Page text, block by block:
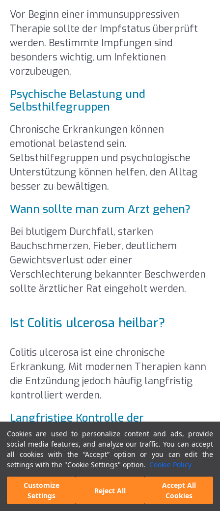
Cookies are used to personalize content and ads, provide
social media features, and analyze our traffic. You can accept
all cookies with the “Accept” option or you can edit the
settings with the "Cookie Settings" option. Cookie Policy
Customize
Settings
Reject All
Accept All
Cookies
Vor Beginn einer immunsuppressiven
Therapie sollte der Impfstatus überprüft
werden. Bestimmte Impfungen sind
besonders wichtig, um Infektionen
vorzubeugen.
Psychische Belastung und
Selbsthilfegruppen
Chronische Erkrankungen können
emotional belastend sein.
Selbsthilfegruppen und psychologische
Unterstützung können helfen, den Alltag
besser zu bewältigen.
Wann sollte man zum Arzt gehen?
Bei blutigem Durchfall, starken
Bauchschmerzen, Fieber, deutlichem
Gewichtsverlust oder einer
Verschlechterung bekannter Beschwerden
sollte ärztlicher Rat eingeholt werden.
Ist Colitis ulcerosa heilbar?
Colitis ulcerosa ist eine chronische
Erkrankung. Mit modernen Therapien kann
die Entzündung jedoch häufig langfristig
kontrolliert werden.
Langfristige Kontrolle der
Entzündung
Viele Betroffene erreichen über längere
Zeiträume eine stabile Remission und
können ihren Alltag weitgehend normal
gestalten.